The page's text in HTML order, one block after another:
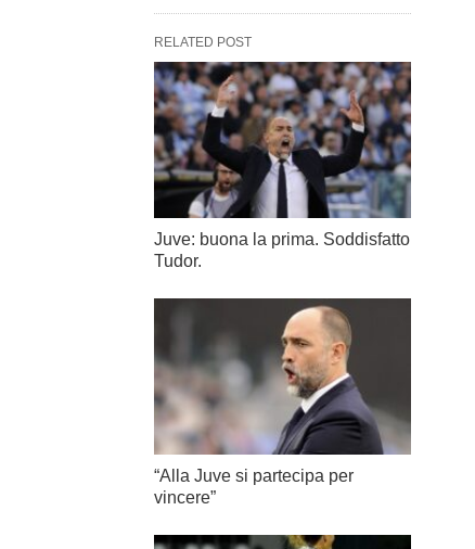
RELATED POST
Juve: buona la prima. Soddisfatto
Tudor.
“Alla Juve si partecipa per
vincere”